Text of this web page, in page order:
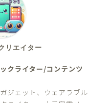
リエイター
クライター/コンテンツ
ジェット、ウェアラブル